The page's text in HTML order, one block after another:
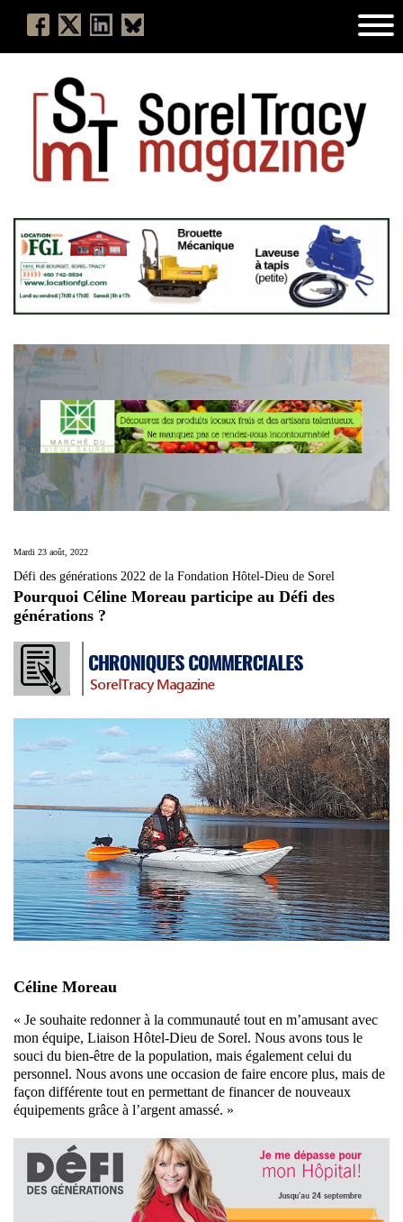
Mardi 23 août, 2022
Défi des générations 2022 de la Fondation Hôtel-Dieu de Sorel
Pourquoi Céline Moreau participe au Défi des
générations ?
Céline Moreau
« Je souhaite redonner à la communauté tout en m’amusant avec
mon équipe, Liaison Hôtel-Dieu de Sorel. Nous avons tous le
souci du bien-être de la population, mais également celui du
personnel. Nous avons une occasion de faire encore plus, mais de
façon différente tout en permettant de financer de nouveaux
équipements grâce à l’argent amassé. »